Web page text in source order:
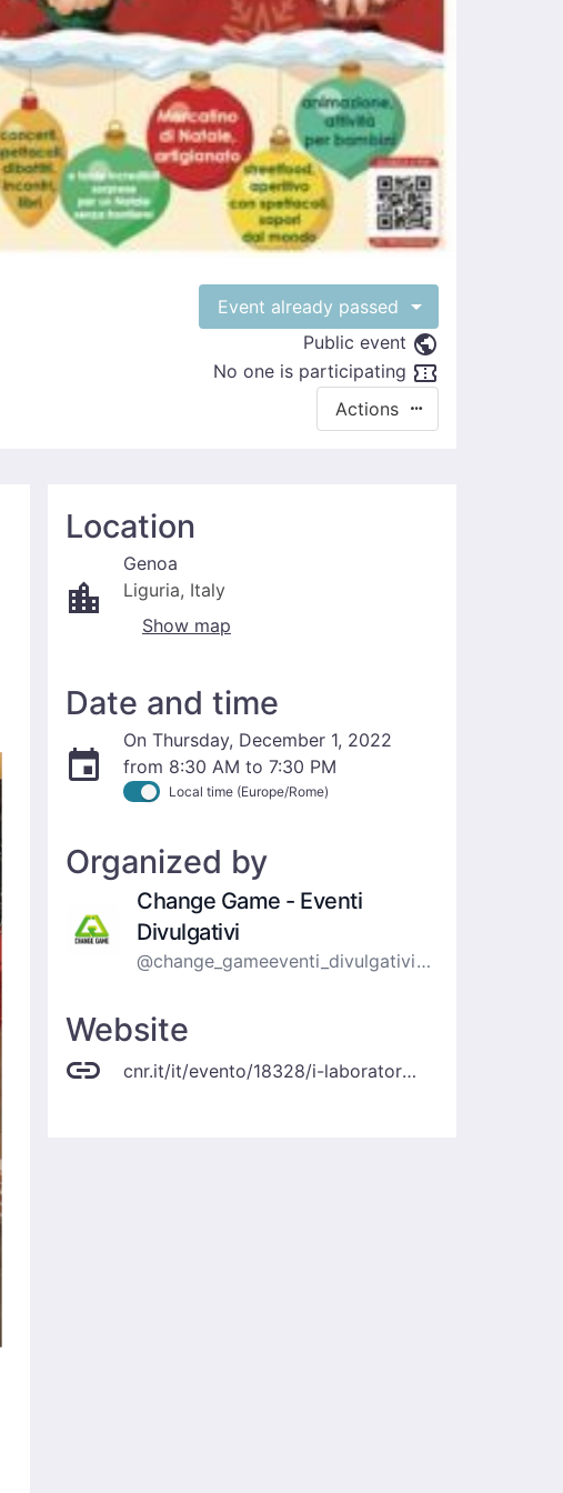
Event already passed
Public event
No one is participating
Actions
Location
Genoa
Liguria, Italy
Show map
Date and time
On Thursday, December 1, 2022
from 8:30 AM to 7:30 PM
Local time (Europe/Rome)
Organized by
Change Game - Eventi
Divulgativi
@change_gameeventi_divulgativi_nazionali
Website
cnr.it/it/evento/18328/i-laboratori-cnr-genova-al-chestella